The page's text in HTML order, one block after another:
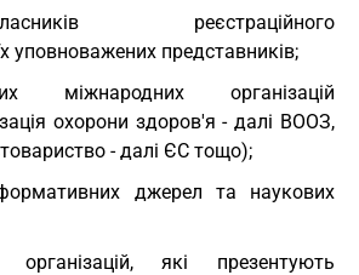
власників реєстраційного
уповноважених представників;
міжнародних організацій
охорони здоров'я - далі ВООЗ,
- далі ЄС тощо);
джерел та наукових
організацій, які презентують